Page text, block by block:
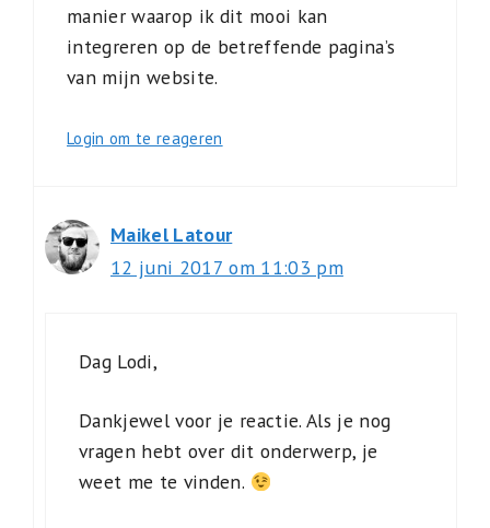
manier waarop ik dit mooi kan
integreren op de betreffende pagina’s
van mijn website.
Login om te reageren
Maikel Latour
12 juni 2017 om 11:03 pm
Dag Lodi,
Dankjewel voor je reactie. Als je nog
vragen hebt over dit onderwerp, je
weet me te vinden.